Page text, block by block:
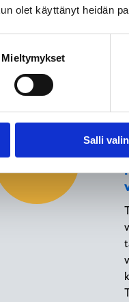
olet käyttänyt heidän
Mieltymykset
Salli
JULKAISU